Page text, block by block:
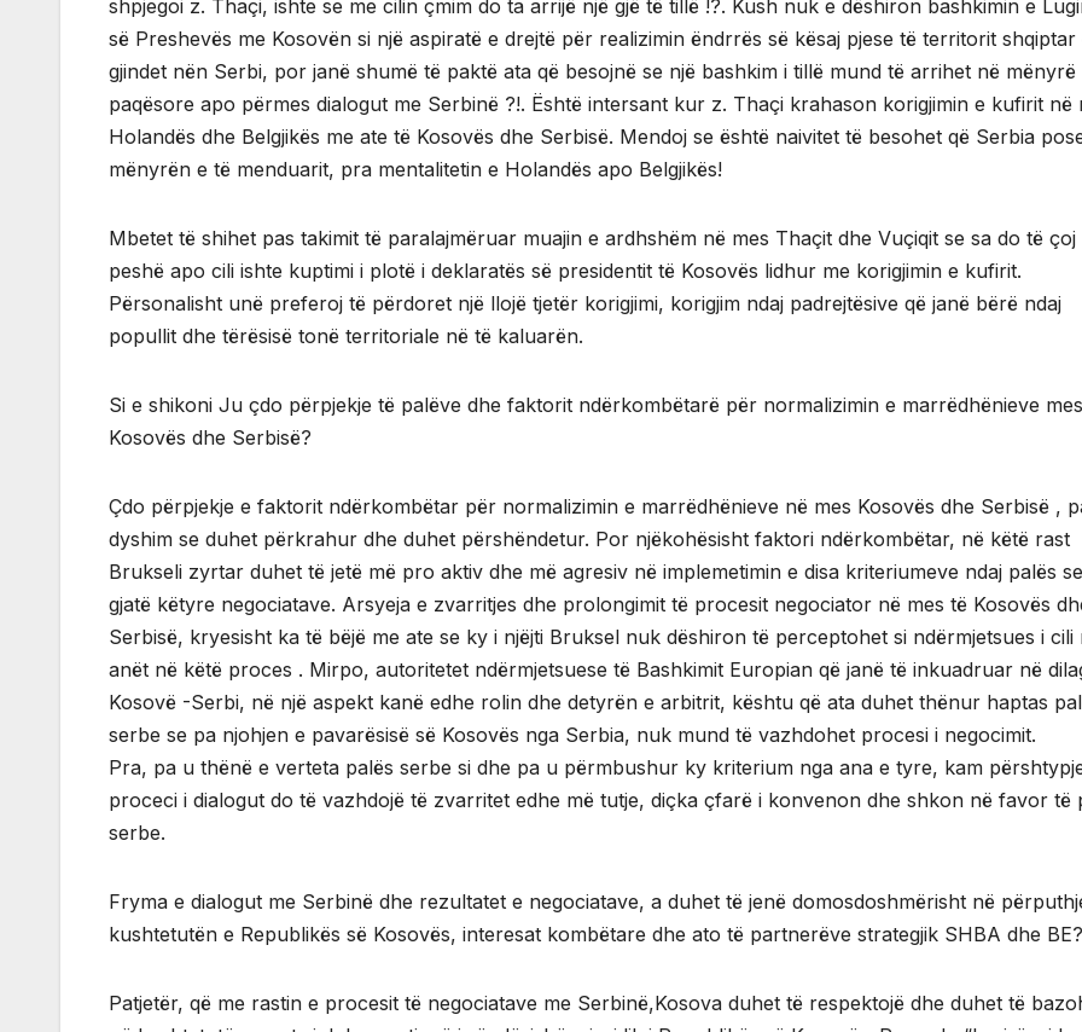
shpjegoi z. Thaçi, ishte se me cilin çmim do ta arrijë një gjë të tillë !?. Kush nuk e dëshiron bashkimin e
së Preshevës me Kosovën si një aspiratë e drejtë për realizimin ëndrrës së kësaj pjese të territorit shqiptar
gjindet nën Serbi, por janë shumë të paktë ata që besojnë se një bashkim i tillë mund të arrihet në mënyrë
paqësore apo përmes dialogut me Serbinë ?!. Është intersant kur z. Thaçi krahason korigjimin e kufirit në
Holandës dhe Belgjikës me ate të Kosovës dhe Serbisë. Mendoj se është naivitet të besohet që Serbia
mënyrën e të menduarit, pra mentalitetin e Holandës apo Belgjikës!
Mbetet të shihet pas takimit të paralajmëruar muajin e ardhshëm në mes Thaçit dhe Vuçiqit se sa do të çoj
peshë apo cili ishte kuptimi i plotë i deklaratës së presidentit të Kosovës lidhur me korigjimin e kufirit.
Përsonalisht unë preferoj të përdoret një llojë tjetër korigjimi, korigjim ndaj padrejtësive që janë bërë ndaj
popullit dhe tërësisë tonë territoriale në të kaluarën.
Si e shikoni Ju çdo përpjekje të palëve dhe faktorit ndërkombëtarë për normalizimin e marrëdhënieve mes
Kosovës dhe Serbisë?
Çdo përpjekje e faktorit ndërkombëtar për normalizimin e marrëdhënieve në mes Kosovës dhe Serbisë ,
dyshim se duhet përkrahur dhe duhet përshëndetur. Por njëkohësisht faktori ndërkombëtar, në këtë rast
Brukseli zyrtar duhet të jetë më pro aktiv dhe më agresiv në implemetimin e disa kriteriumeve ndaj palës
gjatë këtyre negociatave. Arsyeja e zvarritjes dhe prolongimit të procesit negociator në mes të Kosovës
Serbisë, kryesisht ka të bëjë me ate se ky i njëjti Bruksel nuk dëshiron të perceptohet si ndërmjetsues i cili
anët në këtë proces . Mirpo, autoritetet ndërmjetsuese të Bashkimit Europian që janë të inkuadruar në
Kosovë -Serbi, në një aspekt kanë edhe rolin dhe detyrën e arbitrit, kështu që ata duhet thënur haptas
serbe se pa njohjen e pavarësisë së Kosovës nga Serbia, nuk mund të vazhdohet procesi i negocimit.
Pra, pa u thënë e verteta palës serbe si dhe pa u përmbushur ky kriterium nga ana e tyre, kam
proceci i dialogut do të vazhdojë të zvarritet edhe më tutje, diçka çfarë i konvenon dhe shkon në favor të
serbe.
Fryma e dialogut me Serbinë dhe rezultatet e negociatave, a duhet të jenë domosdoshmërisht në
kushtetutën e Republikës së Kosovës, interesat kombëtare dhe ato të partnerëve strategjik SHBA dhe BE?
Patjetër, që me rastin e procesit të negociatave me Serbinë,Kosova duhet të respektojë dhe duhet të